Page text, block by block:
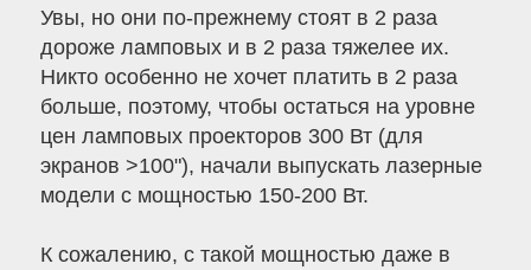
Увы, но они по-прежнему стоят в 2 раза
дороже ламповых и в 2 раза тяжелее их.
Никто особенно не хочет платить в 2 раза
больше, поэтому, чтобы остаться на уровне
цен ламповых проекторов 300 Вт (для
экранов >100"), начали выпускать лазерные
модели с мощностью 150-200 Вт.
К сожалению, с такой мощностью даже в